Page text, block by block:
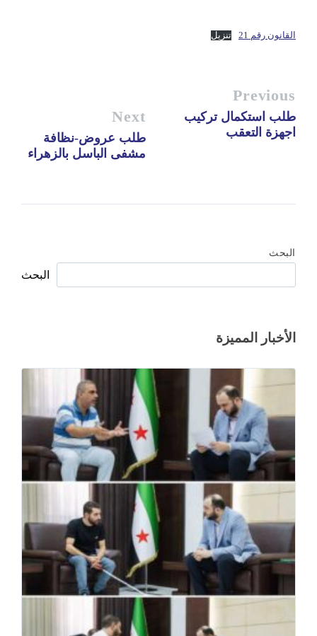
القانون رقم 21 تنزيل
Previous
طلب استكمال تركيب
اجهزة التعقب
Next
طلب عروض-نظافة
مشفى الباسل بالزهراء
البحث
البحث
الأخبار المميزة